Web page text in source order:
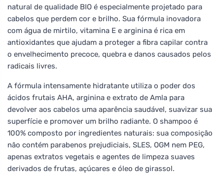
natural de qualidade BIO é especialmente projetado para
cabelos que perdem cor e brilho. Sua fórmula inovadora
com água de mirtilo, vitamina E e arginina é rica em
antioxidantes que ajudam a proteger a fibra capilar contra
o envelhecimento precoce, quebra e danos causados pelos
radicais livres.
A fórmula intensamente hidratante utiliza o poder dos
ácidos frutais AHA, arginina e extrato de Amla para
devolver aos cabelos uma aparência saudável, suavizar sua
superfície e promover um brilho radiante. O shampoo é
100% composto por ingredientes naturais: sua composição
não contém parabenos prejudiciais, SLES, OGM nem PEG,
apenas extratos vegetais e agentes de limpeza suaves
derivados de frutas, açúcares e óleo de girassol.